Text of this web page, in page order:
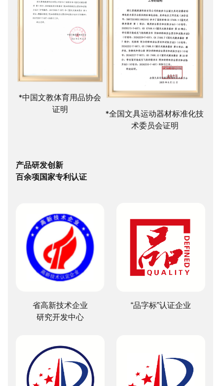
*中国文教体育用品协会
证明
*全国文具运动器材标准化技
术委员会证明
产品研发创新
百余项国家专利认证
省高新技术企业
研究开发中心
“品字标”认证企业